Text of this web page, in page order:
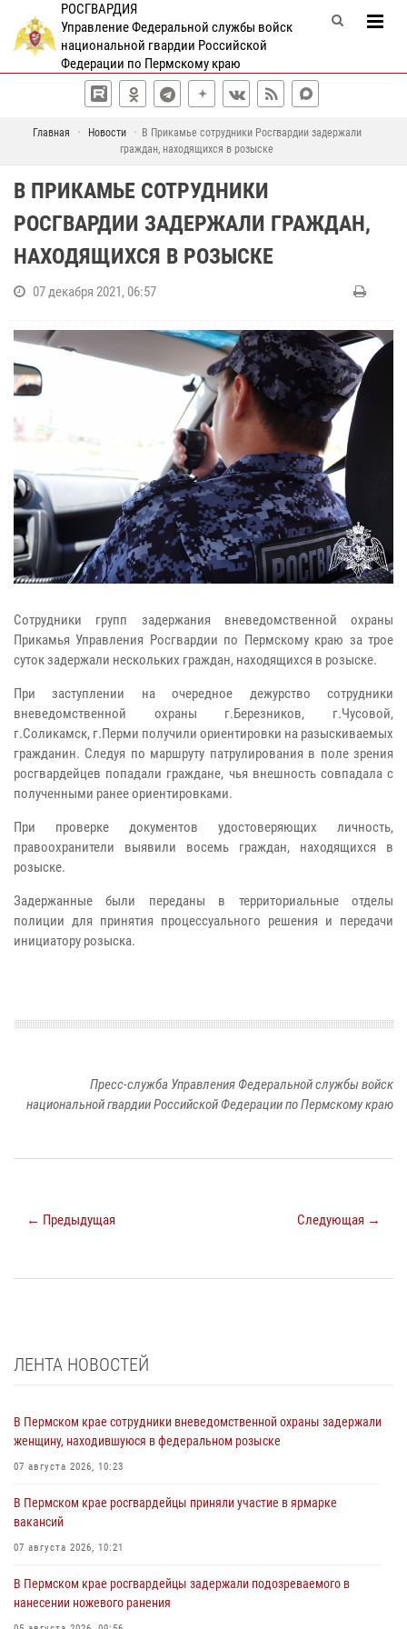
РОСГВАРДИЯ
Управление Федеральной службы войск
национальной гвардии Российской
Федерации по Пермскому краю
Главная Новости
В Прикамье сотрудники Росгвардии задержали
граждан, находящихся в розыске
В ПРИКАМЬЕ СОТРУДНИКИ
РОСГВАРДИИ ЗАДЕРЖАЛИ ГРАЖДАН,
НАХОДЯЩИХСЯ В РОЗЫСКЕ
07 декабря 2021, 06:57
Сотрудники групп задержания вневедомственной охраны
Прикамья Управления Росгвардии по Пермскому краю за трое
суток задержали нескольких граждан, находящихся в розыске.
При заступлении на очередное дежурство сотрудники
вневедомственной охраны г.Березников, г.Чусовой,
г.Соликамск, г.Перми получили ориентировки на разыскиваемых
гражданин. Следуя по маршруту патрулирования в поле зрения
росгвардейцев попадали граждане, чья внешность совпадала с
полученными ранее ориентировками.
При проверке документов удостоверяющих личность,
правоохранители выявили восемь граждан, находящихся в
розыске.
Задержанные были переданы в территориальные отделы
полиции для принятия процессуального решения и передачи
инициатору розыска.
Пресс-служба Управления Федеральной службы войск
национальной гвардии Российской Федерации по Пермскому краю
← Предыдущая Следующая →
ЛЕНТА НОВОСТЕЙ
В Пермском крае сотрудники вневедомственной охраны задержали
женщину, находившуюся в федеральном розыске
07 августа 2026, 10:23
В Пермском крае росгвардейцы приняли участие в ярмарке
вакансий
07 августа 2026, 10:21
В Пермском крае росгвардейцы задержали подозреваемого в
нанесении ножевого ранения